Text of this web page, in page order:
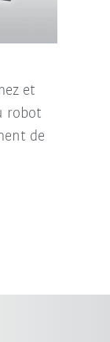
et
robot
de